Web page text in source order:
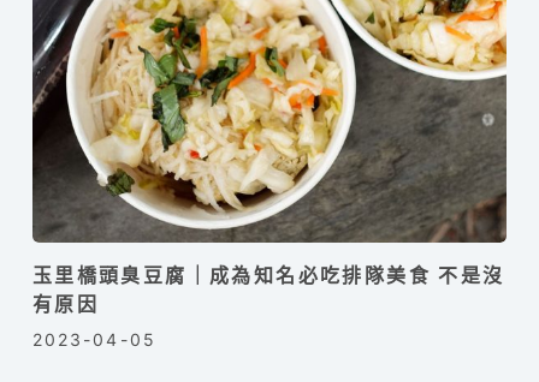
玉里橋頭臭豆腐｜成為知名必吃排隊美食 不是沒
有原因
2023-04-05